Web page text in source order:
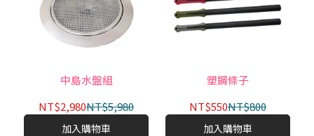
中島水盤組
NT$2,980NT$5,980
加入購物車
塑鋼條子
NT$550NT$800
加入購物車